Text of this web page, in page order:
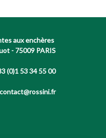
aux enchères
- 75009 PARIS
(0)1 53 34 55 00
contact@rossini.fr